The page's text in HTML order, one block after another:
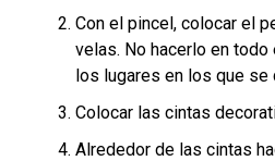
Con el pincel, colocar el
velas. No hacerlo en
los lugares en los que se
Colocar las cintas
Alrededor de las cintas